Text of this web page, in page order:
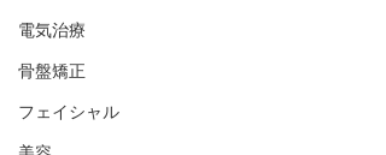
電気治療
骨盤矯正
フェイシャル